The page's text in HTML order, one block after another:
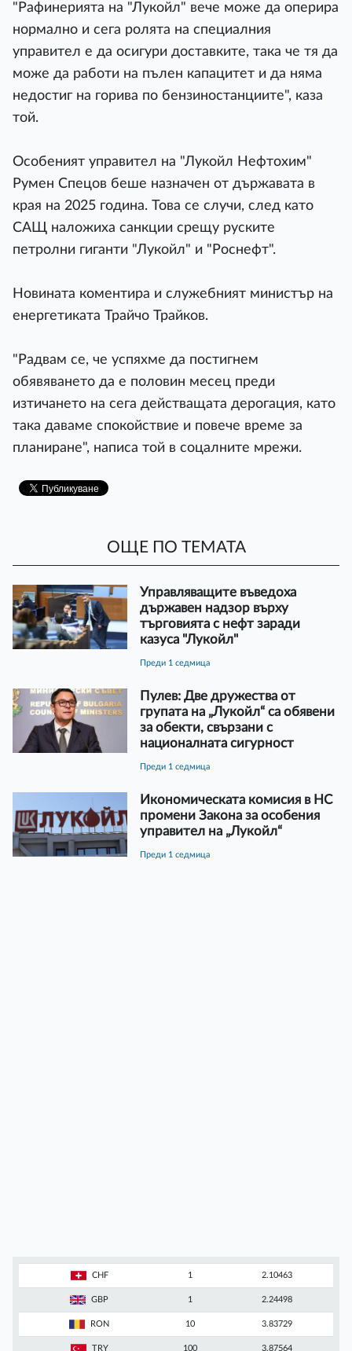
"Рафинерията на "Лукойл" вече може да оперира
нормално и сега ролята на специалния
управител е да осигури доставките, така че тя да
може да работи на пълен капацитет и да няма
недостиг на горива по бензиностанциите", каза
той.
Особеният управител на "Лукойл Нефтохим"
Румен Спецов беше назначен от държавата в
края на 2025 година. Това се случи, след като
САЩ наложиха санкции срещу руските
петролни гиганти "Лукойл" и "Роснефт".
Новината коментира и служебният министър на
енергетиката Трайчо Трайков.
"Радвам се, че успяхме да постигнем
обявяването да е половин месец преди
изтичането на сега действащата дерогация, като
така даваме спокойствие и повече време за
планиране", написа той в соцалните мрежи.
ОЩЕ ПО ТЕМАТА
Управляващите въведоха
държавен надзор върху
търговията с нефт заради
казуса "Лукойл"
преди 1 седмица
Пулев: Две дружества от
групата на „Лукойл“ са обявени
за обекти, свързани с
националната сигурност
преди 1 седмица
Икономическата комисия в НС
промени Закона за особения
управител на „Лукойл“
преди 1 седмица
CHF 1 2.10463
GBP 1 2.24498
RON 10 3.83729
TRY 100 3.87564